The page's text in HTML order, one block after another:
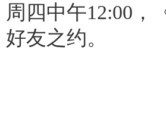
周四中午12:00，
好友之约。